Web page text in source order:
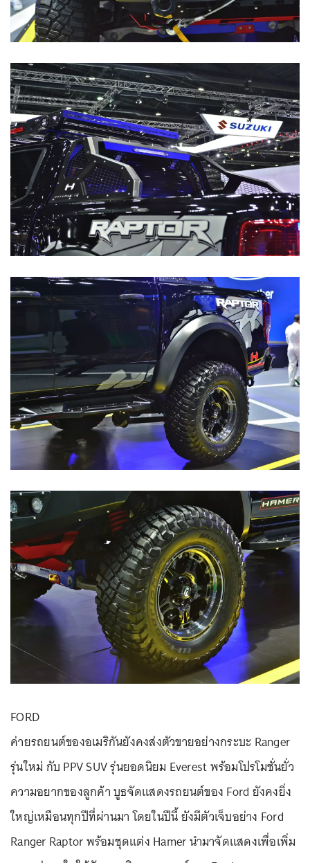
FORD
ค่ายรถยนต์ของอเมริกันยังคงส่งตัวขายอย่างกระบะ Ranger
รุ่นใหม่ กับ PPV SUV รุ่นยอดนิยม Everest พร้อมโปรโมชั่นยั่ว
ความอยากของลูกค้า บูธจัดแสดงรถยนต์ของ Ford ยังคงยิ่ง
ใหญ่เหมือนทุกปีที่ผ่านมา โดยในปีนี้ ยังมีตัวเจ็บอย่าง Ford
Ranger Raptor พร้อมชุดแต่ง Hamer นำมาจัดแสดงเพื่อเพิ่ม